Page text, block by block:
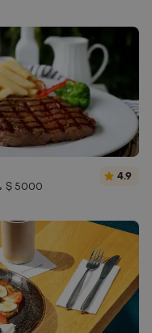
$ 5000
4.9